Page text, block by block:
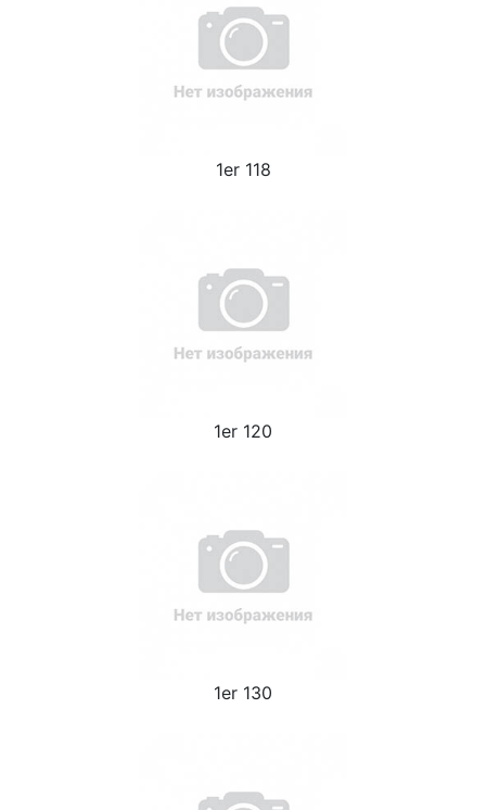
1er 118
1er 120
1er 130